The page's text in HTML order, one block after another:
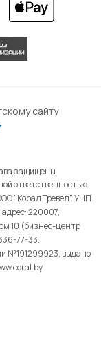
сайту
защищены.
ответственностью
"Корал Тревел". УНП
220007,
10 (бизнес-центр
77-33.
№191299923, выдано